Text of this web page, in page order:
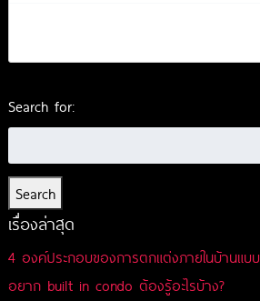
Search for:
Search
เรื่องล่าสุด
4 องค์ประกอบของการตกแต่งภายในบ้านแบ
อยาก built in condo ต้องรู้อะไรบ้าง?